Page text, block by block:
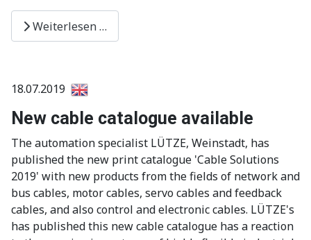
Weiterlesen …
18.07.2019
New cable catalogue available
The automation specialist LÜTZE, Weinstadt, has
published the new print catalogue 'Cable Solutions
2019' with new products from the fields of network and
bus cables, motor cables, servo cables and feedback
cables, and also control and electronic cables. LÜTZE's
has published this new cable catalogue has a reaction